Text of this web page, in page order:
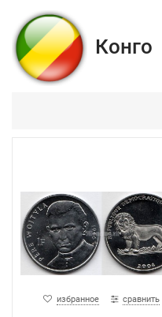
Конго
избранное сравнить